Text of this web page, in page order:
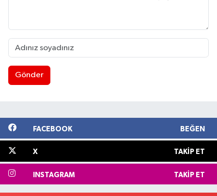
Gönder
FACEBOOK BEĞEN
X TAKIP ET
INSTAGRAM TAKIP ET